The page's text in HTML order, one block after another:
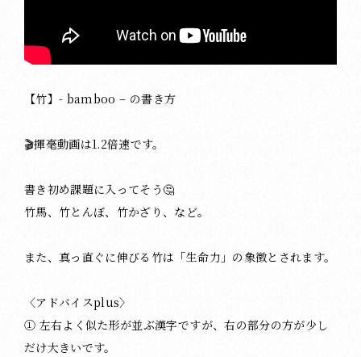
【竹】- bamboo – の書き方
🎬揮毫動画は1.2倍速です。
書き初め課題に入ってそう🤔
竹馬、竹とんぼ、竹かざり、など。
また、真っ直ぐに伸びる竹は「生命力」の象徴とされます。
〈アドバイスplus〉
① 左右よく似た形が並ぶ漢字ですが、右の部分の方が少し
だけ大きいです。